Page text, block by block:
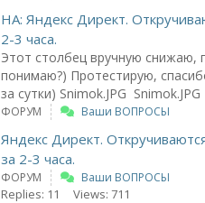
НА: Яндекс Директ.
2-3 часа.
Этот столбец вручную снижаю,
понимаю?) Протестирую,
за сутки) Snimok.JPG Snimok.JPG
ФОРУМ Ваши ВОПРОСЫ
Яндекс Директ.
за 2-3 часа.
ФОРУМ Ваши ВОПРОСЫ
Replies: 11 Views: 711